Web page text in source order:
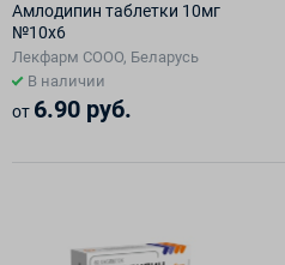
Амлодипин таблетки 10мг
№10х6
Лекфарм СООО, Беларусь
В наличии
от 6.90 руб.